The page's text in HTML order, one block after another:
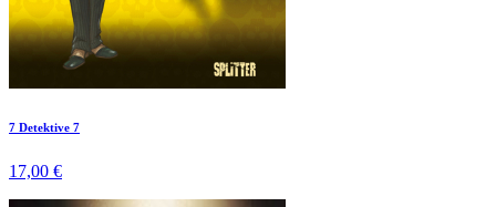
7 Detektive 7
17,00 €